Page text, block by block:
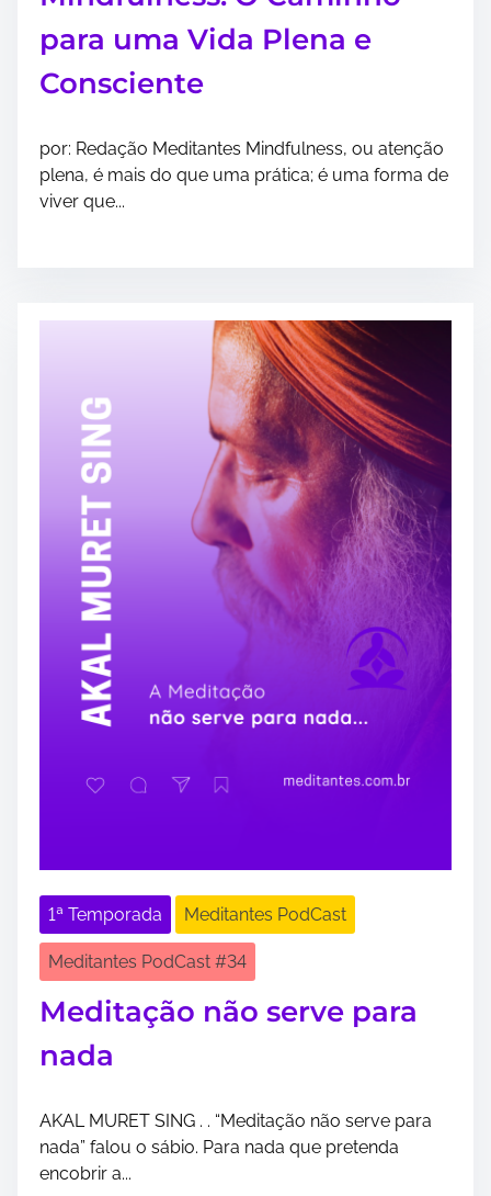
para uma Vida Plena e
Consciente
por: Redação Meditantes Mindfulness, ou atenção
plena, é mais do que uma prática; é uma forma de
viver que...
1ª Temporada Meditantes PodCast
Meditantes PodCast #34
Meditação não serve para
nada
AKAL MURET SING . . “Meditação não serve para
nada” falou o sábio. Para nada que pretenda
encobrir a...